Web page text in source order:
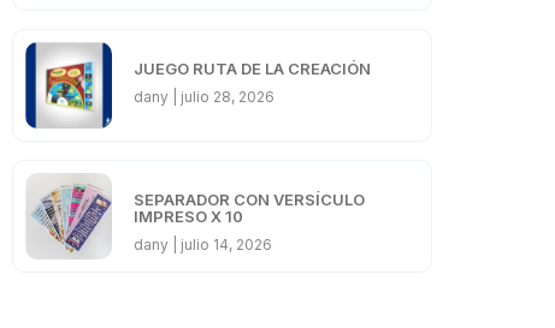
JUEGO RUTA DE LA CREACIÓN
dany julio 28, 2026
SEPARADOR CON VERSÍCULO
IMPRESO X 10
dany julio 14, 2026